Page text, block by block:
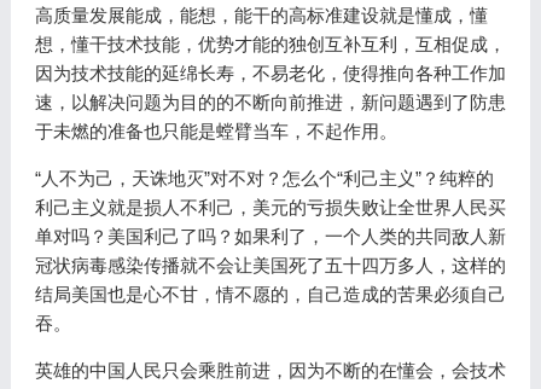
高质量发展能成，能想，能干的高标准建设就是懂成，懂
想，懂干技术技能，优势才能的独创互补互利，互相促成，
因为技术技能的延绵长寿，不易老化，使得推向各种工作加
速，以解决问题为目的的不断向前推进，新问题遇到了防患
于未燃的准备也只能是螳臂当车，不起作用。
“人不为己，天诛地灭”对不对？怎么个“利己主义”？纯粹的
利己主义就是损人不利己，美元的亏损失败让全世界人民买
单对吗？美国利己了吗？如果利了，一个人类的共同敌人新
冠状病毒感染传播就不会让美国死了五十四万多人，这样的
结局美国也是心不甘，情不愿的，自己造成的苦果必须自己
吞。
英雄的中国人民只会乘胜前进，因为不断的在懂会，会技术